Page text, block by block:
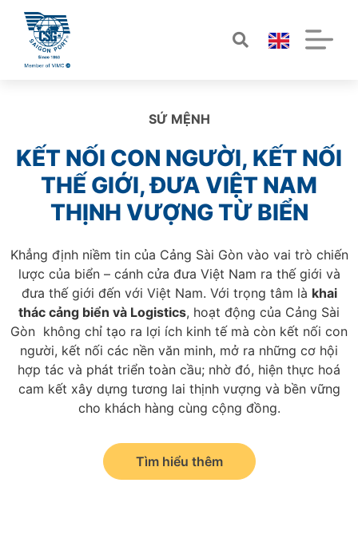
SỨ MỆNH
KẾT NỐI CON NGƯỜI, KẾT NỐI
THẾ GIỚI, ĐƯA VIỆT NAM
THỊNH VƯỢNG TỪ BIỂN
Khẳng định niềm tin của Cảng Sài Gòn vào vai trò chiến
lược của biển – cánh cửa đưa Việt Nam ra thế giới và
đưa thế giới đến với Việt Nam. Với trọng tâm là khai
thác cảng biển và Logistics, hoạt động của Cảng Sài
Gòn không chỉ tạo ra lợi ích kinh tế mà còn kết nối con
người, kết nối các nền văn minh, mở ra những cơ hội
hợp tác và phát triển toàn cầu; nhờ đó, hiện thực hoá
cam kết xây dựng tương lai thịnh vượng và bền vững
cho khách hàng cùng cộng đồng.
Tìm hiểu thêm